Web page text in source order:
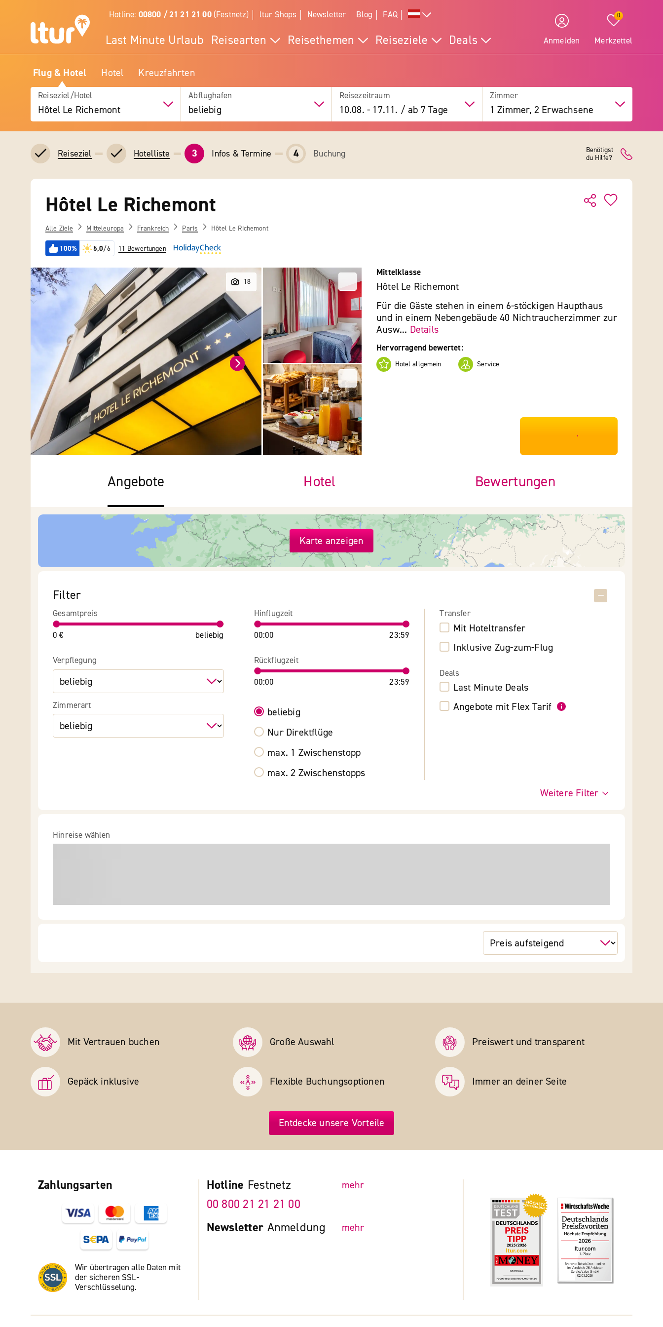
Hotline: 00800 / 21 21 21 00(Festnetz) ltur Shops Newsletter Blog FAQ
Last Minute Urlaub Reisearten Reisethemen Reiseziele Deals Anmelden
0
Merkzettel
Flug & Hotel Hotel Kreuzfahrten
Reiseziel/Hotel
Hôtel Le Richemont
Abflughafen
beliebig
Reisezeitraum
10.08. - 17.11. / ab 7 Tage
Zimmer
1 Zimmer, 2 Erwachsene
Reiseziel Hotelliste 3 Infos & Termine 4 Buchung
Benötigst
du Hilfe?
Hôtel Le Richemont
Alle Ziele Mitteleuropa Frankreich Paris Hôtel Le Richemont
100% 5,0/6 11 Bewertungen
Mittelklasse
Hôtel Le Richemont
Für die Gäste stehen in einem 6-stöckigen Haupthaus
und in einem Nebengebäude 40 Nichtraucherzimmer zur
Ausw... Details
Hervorragend bewertet:
Hotel allgemein Service
***************
Angebote Hotel Bewertungen
Karte anzeigen
Filter
Gesamtpreis
0 € beliebig
Verpflegung
Zimmerart
Hinflugzeit
00:00 23:59
Rückflugzeit
00:00 23:59
beliebig
Nur Direktflüge
max. 1 Zwischenstopp
max. 2 Zwischenstopps
Transfer
Mit Hoteltransfer
Inklusive Zug-zum-Flug
Deals
Last Minute Deals
Angebote mit Flex Tarif
Weitere Filter
Hinreise wählen
Mit Vertrauen buchen Große Auswahl Preiswert und transparent
Gepäck inklusive Flexible Buchungs­optionen Immer an deiner Seite
Entdecke unsere Vorteile
Zahlungsarten
Wir übertragen alle Daten mit
der sicheren SSL-
Verschlüsselung.
Hotline Festnetz mehr
00 800 21 21 21 00
Newsletter Anmeldung mehr